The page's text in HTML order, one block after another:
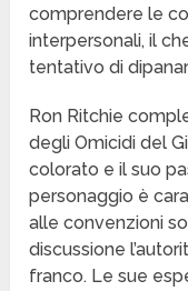
comprendere le
interpersonali, il
tentativo di
Ron Ritchie
degli Omicidi del
colorato e il suo
personaggio è
alle convenzioni
discussione
franco. Le sue